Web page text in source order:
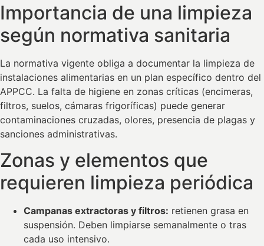
Importancia de una limpieza
según normativa sanitaria
La normativa vigente obliga a documentar la limpieza de
instalaciones alimentarias en un plan específico dentro del
APPCC. La falta de higiene en zonas críticas (encimeras,
filtros, suelos, cámaras frigoríficas) puede generar
contaminaciones cruzadas, olores, presencia de plagas y
sanciones administrativas.
Zonas y elementos que
requieren limpieza periódica
Campanas extractoras y filtros: retienen grasa en
suspensión. Deben limpiarse semanalmente o tras
cada uso intensivo.